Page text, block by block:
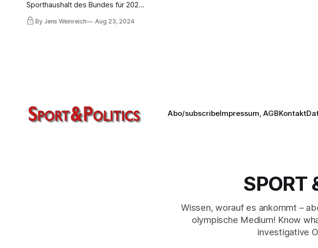
Sporthaushalt des Bundes für 2025,
der nun steht. Wie sang einst Pippi
Langstrumpf? "2 x 3 macht 4,
By Jens Weinreich Aug 23, 2024
Abo/subscribeImpressum, AGBKontakt
SPORT
Wissen, worauf es ankommt –
olympische Medium! Know
investigative